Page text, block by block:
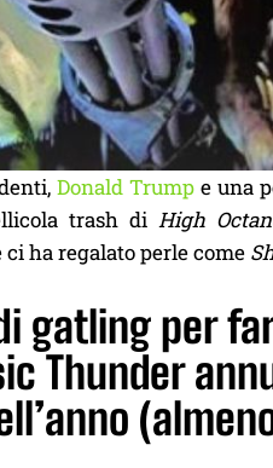
Donald Trumpe una
trash di High
ci ha regalato perle come
gatling per
Thunder